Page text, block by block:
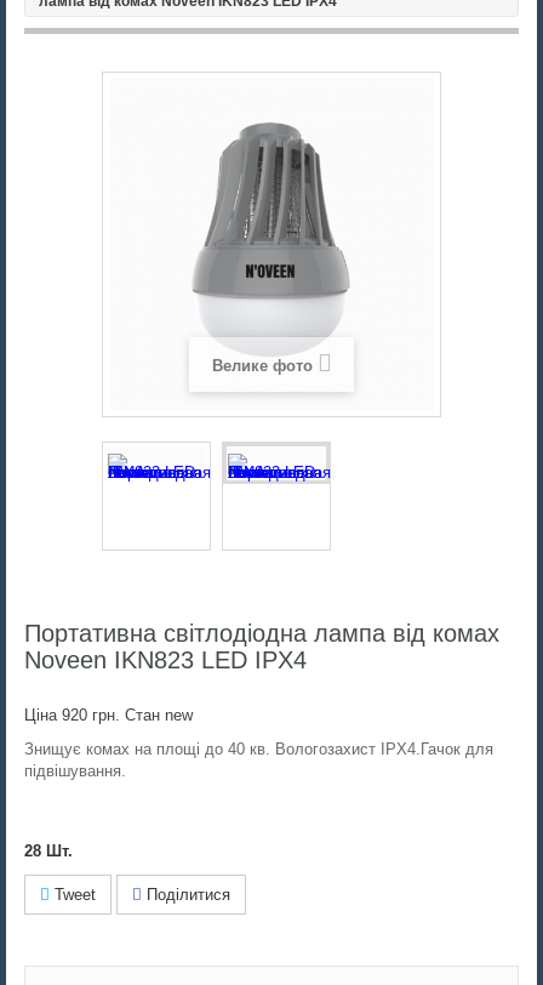
Велике фото
Портативна світлодіодна лампа від комах
Noveen IKN823 LED IPХ4
Ціна 920 грн. Стан new
Знищує комах на площі до 40 кв. Вологозахист IPХ4 .Гачок для
підвішування.
28 Шт.
Tweet Поділитися